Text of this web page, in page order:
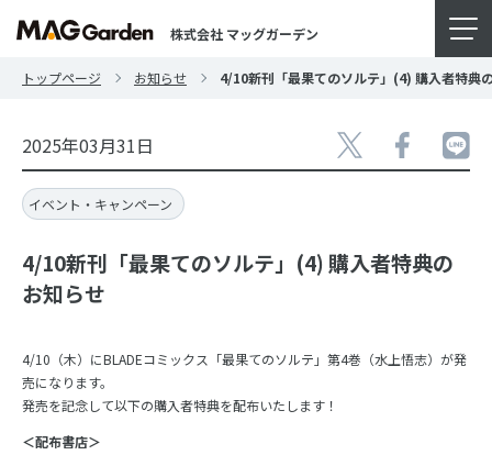
株式会社 マッグガーデン
トップページ お知らせ 4/10新刊「最果てのソルテ」(4) 購入者特典
2025年03月31日
イベント・キャンペーン
4/10新刊「最果てのソルテ」(4) 購入者特典の
お知らせ
4/10（木）にBLADEコミックス「最果てのソルテ」第4巻（水上悟志）が発
売になります。
発売を記念して以下の購入者特典を配布いたします！
＜配布書店＞